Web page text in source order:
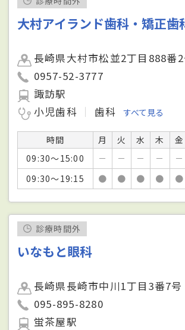
大村アイランド歯科・矯正歯
長崎県大村市松並2丁目888番
0957-52-3777
諏訪駅
小児歯科
歯科 すべて見る
時間 月 火 水 木 金
09:30～15:00
－ － － － －
09:30～19:15
● ● ● ● ●
診療時間外
いなもと眼科
長崎県長崎市中川1丁目3番7号
095-895-8280
蛍茶屋駅